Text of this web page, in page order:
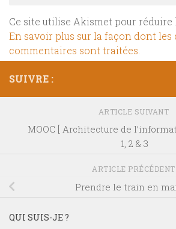
Ce site utilise Akismet pour réduire
En savoir plus sur la façon dont les
commentaires sont traitées
SUIVRE :
ARTICLE SUIVANT
MOOC [ Architecture de
1, 2 & 3
ARTICLE PRÉCÉDENT
Prendre le train en
QUI SUIS-JE ?